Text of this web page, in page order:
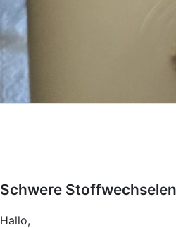
Schwere
Hallo,